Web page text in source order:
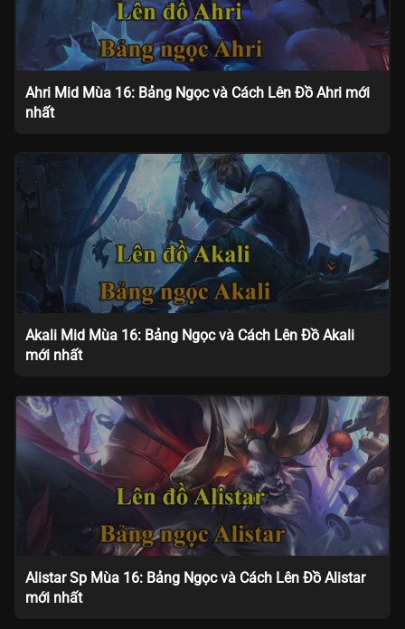
Ahri Mid Mùa 16: Bảng Ngọc và Cách Lên Đồ Ahri mới
nhất
Akali Mid Mùa 16: Bảng Ngọc và Cách Lên Đồ Akali
mới nhất
Alistar Sp Mùa 16: Bảng Ngọc và Cách Lên Đồ Alistar
mới nhất